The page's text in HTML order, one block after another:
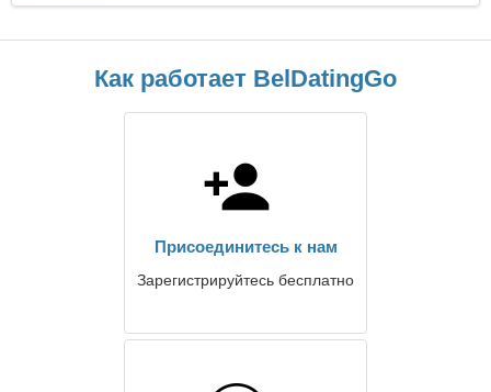
Как работает BelDatingGo
Присоединитесь к нам
Зарегистрируйтесь бесплатно